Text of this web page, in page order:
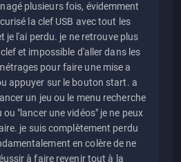
plusieurs fois, évidemment
la clef USB avec tout les
je l'ai perdu. je ne retrouve plus
et impossible d'aller dans les
pour faire une mise a
appuyer sur le bouton start. a
un jeu ou le menu recherche
ou "lancer une vidéos" je ne peux
je suis complètement perdu
en colère de ne
à faire revenir tout à la